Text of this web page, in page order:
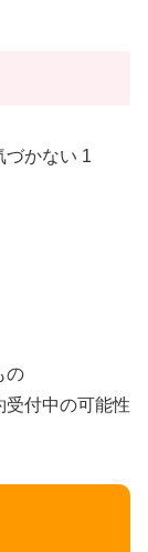
づかない 1
の
受付中の可能性